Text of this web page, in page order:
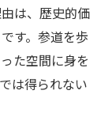
は、歴史的価
す。参道を歩
た空間に身を
は得られない